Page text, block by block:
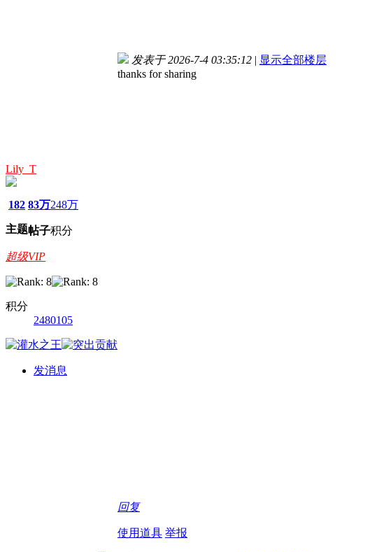
Lily_T
182
主题
83万
帖子
248万
积分
超级VIP
积分
2480105
发消息
发表于 2026-7-4 03:35:12 | 显示全部楼层
thanks for sharing
回复
使用道具 举报